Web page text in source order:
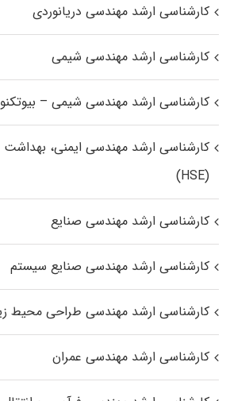
کارشناسی ارشد مهندسی دریانوردی
کارشناسی ارشد مهندسی شیمی
کارشناسی ارشد مهندسی شیمی –
کارشناسی ارشد مهندسی ایمنی،
(HSE)
کارشناسی ارشد مهندسی صنایع
کارشناسی ارشد مهندسی صنایع سیستم
کارشناسی ارشد مهندسی طراحی محیط
کارشناسی ارشد مهندسی عمران